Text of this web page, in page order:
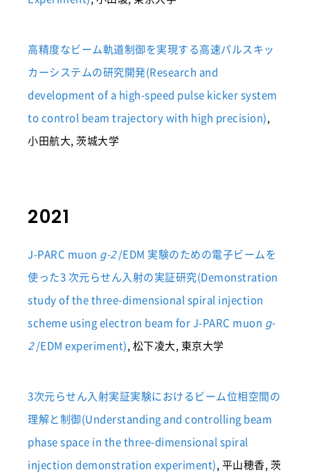
高精度なビーム軌道制御を実現する高速パルスキッ
カーシステムの研究開発(Research and
development of a high-speed pulse kicker system
to control beam trajectory with high precision),
小田航大, 茨城大学
2021
J-PARC muon g-2 /EDM 実験のための電子ビームを
使った3 次元らせん入射の実証研究(Demonstration
study of the three-dimensional spiral injection
scheme using electron beam for J-PARC muon g-
2 /EDM experiment), 松下凌大, 東京大学
3次元らせん入射実証実験におけるビーム位相空間の
理解と制御(Understanding and controlling beam
phase space in the three-dimensional spiral
injection demonstration experiment), 平山穂香, 茨